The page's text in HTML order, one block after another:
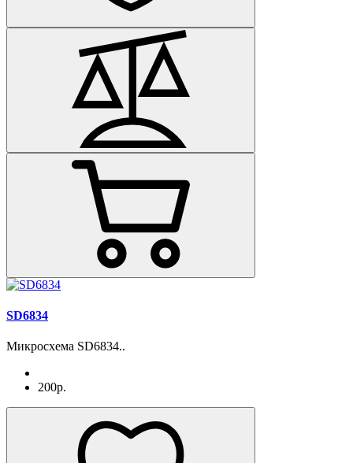
SD6834
Микросхема SD6834..
200р.